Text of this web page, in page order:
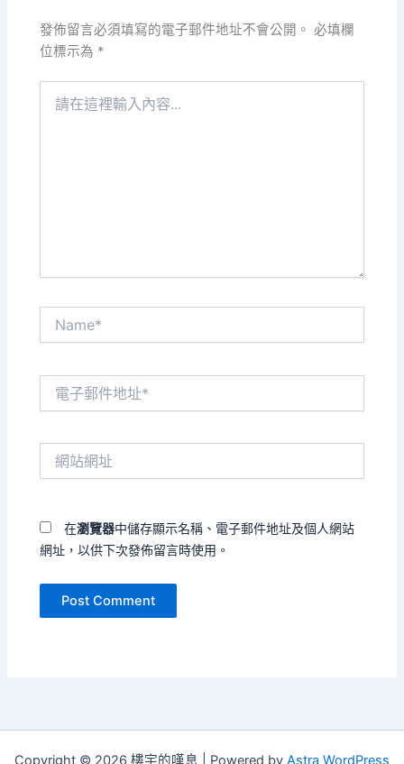
發佈留言必須填寫的電子郵件地址不會公開。 必填欄
位標示為 *
在瀏覽器中儲存顯示名稱、電子郵件地址及個人網站
網址，以供下次發佈留言時使用。